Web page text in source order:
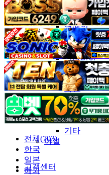
포토&영상
일반인
연예인
서양
모델
그라비아
코스프레
BJ
품번
후방주의
움짤
스포츠
기타
야썰
고객센터
전체(703)
한국
일본
해외